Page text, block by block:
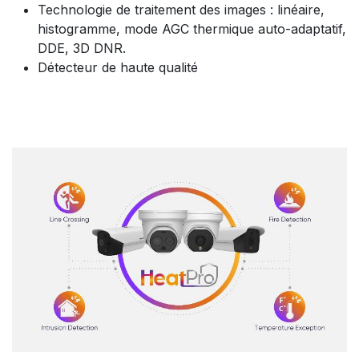
Technologie de traitement des images : linéaire,
histogramme, mode AGC thermique auto-adaptatif,
DDE, 3D DNR.
Détecteur de haute qualité